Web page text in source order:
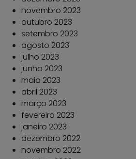
novembro 2023
outubro 2023
setembro 2023
agosto 2023
julho 2023
junho 2023
maio 2023
abril 2023
março 2023
fevereiro 2023
janeiro 2023
dezembro 2022
novembro 2022